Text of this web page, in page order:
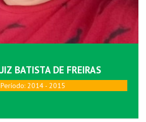
BATISTA DE FREIRAS
Perí­odo: 2014 - 2015